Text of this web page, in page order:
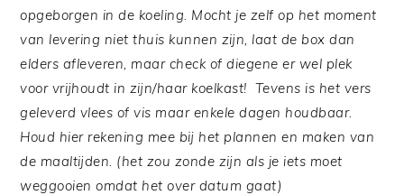
opgeborgen in de koeling. Mocht je zelf op het moment
van levering niet thuis kunnen zijn, laat de box dan
elders afleveren, maar check of diegene er wel plek
voor vrijhoudt in zijn/haar koelkast! Tevens is het vers
geleverd vlees of vis maar enkele dagen houdbaar.
Houd hier rekening mee bij het plannen en maken van
de maaltijden. (het zou zonde zijn als je iets moet
weggooien omdat het over datum gaat)